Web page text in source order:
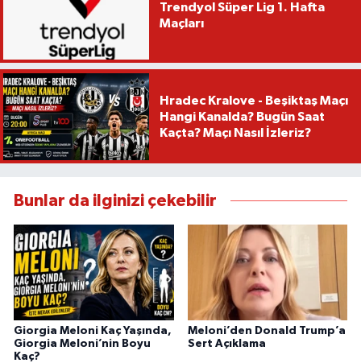
Trendyol Süper Lig 1. Hafta
Maçları
Hradec Kralove - Beşiktaş Maçı
Hangi Kanalda? Bugün Saat
Kaçta? Maçı Nasıl İzleriz?
Bunlar da ilginizi çekebilir
Giorgia Meloni Kaç Yaşında,
Giorgia Meloni’nin Boyu
Kaç?
Meloni’den Donald Trump’a
Sert Açıklama